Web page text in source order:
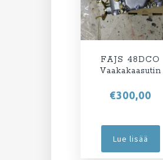
FAJS 48DCO
Vaakakaasutin
€300,00
Lue lisää